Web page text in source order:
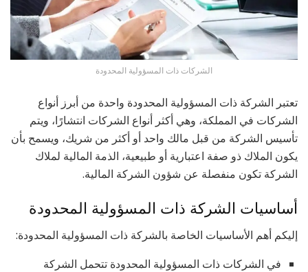
الشركات ذات المسؤولية المحدودة
تعتبر الشركة ذات المسؤولية المحدودة واحدة من أبرز أنواع
الشركات في المملكة، وهي أكثر أنواع الشركات انتشارًا، ويتم
تأسيس الشركة من قبل مالك واحد أو أكثر من شريك، ويسمح بأن
يكون الملاك ذو صفة اعتبارية أو طبيعية، الذمة المالية لملاك
الشركة تكون منفصلة عن شؤون الشركة المالية.
أساسيات الشركة ذات المسؤولية المحدودة
إليكم أهم الأساسيات الخاصة بالشركة ذات المسؤولية المحدودة:
في الشركات ذات المسؤولية المحدودة تتحمل الشركة